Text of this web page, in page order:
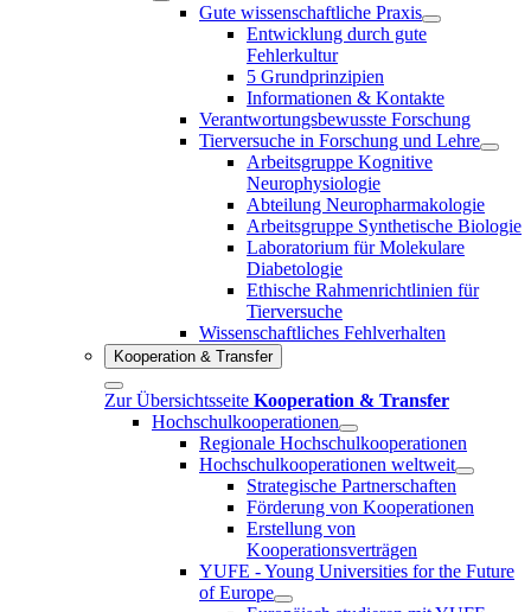
Gute wissenschaftliche Praxis
Entwicklung durch gute
Fehlerkultur
5 Grundprinzipien
Informationen & Kontakte
Verantwortungsbewusste Forschung
Tierversuche in Forschung und Lehre
Arbeitsgruppe Kognitive
Neurophysiologie
Abteilung Neuropharmakologie
Arbeitsgruppe Synthetische Biologie
Laboratorium für Molekulare
Diabetologie
Ethische Rahmenrichtlinien für
Tierversuche
Wissenschaftliches Fehlverhalten
Kooperation & Transfer
Zur Übersichtsseite Kooperation & Transfer
Hochschulkooperationen
Regionale Hochschulkooperationen
Hochschulkooperationen weltweit
Strategische Partnerschaften
Förderung von Kooperationen
Erstellung von
Kooperationsverträgen
YUFE - Young Universities for the Future
of Europe